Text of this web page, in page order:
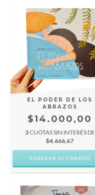
EL PODER DE LOS
ABRAZOS
$14.000,00
3 CUOTAS SIN INTERÉS DE
$4.666,67